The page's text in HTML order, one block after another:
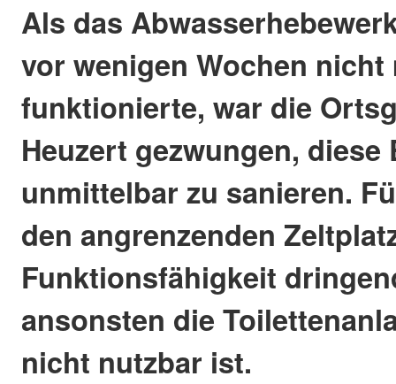
Als das
vor wenigen Wochen nicht
funktionierte, war die
Heuzert gezwungen,
unmittelbar zu sanieren.
den angrenzenden
Funktionsfähigkeit
ansonsten die
nicht nutzbar ist.